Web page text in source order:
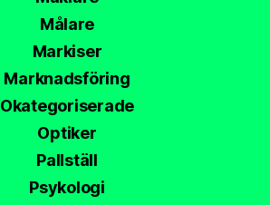
Målare
Markiser
Marknadsföring
Okategoriserade
Optiker
Pallställ
Psykologi